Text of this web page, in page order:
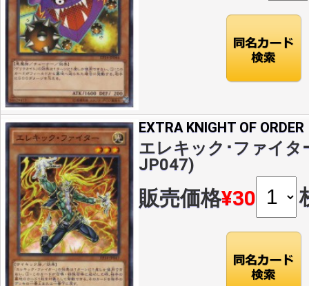
EXTRA KNIGHT OF ORDER
エレキック･ファイタ
JP047)
販売価格¥30